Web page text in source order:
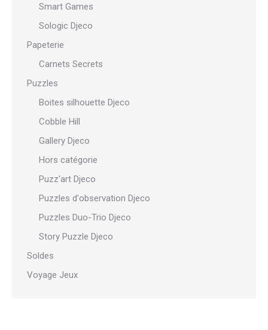
Smart Games
Sologic Djeco
Papeterie
Carnets Secrets
Puzzles
Boites silhouette Djeco
Cobble Hill
Gallery Djeco
Hors catégorie
Puzz'art Djeco
Puzzles d'observation Djeco
Puzzles Duo-Trio Djeco
Story Puzzle Djeco
Soldes
Voyage Jeux